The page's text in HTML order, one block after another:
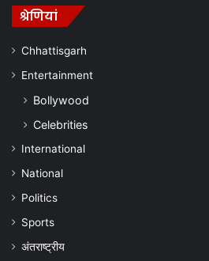
श्रेणियां
Chhattisgarh
Entertainment
Bollywood
Celebrities
International
National
Politics
Sports
अंतराष्ट्रीय